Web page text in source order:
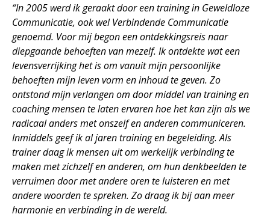
“In 2005 werd ik geraakt door een training in Geweldloze
Communicatie, ook wel Verbindende Communicatie
genoemd. Voor mij begon een ontdekkingsreis naar
diepgaande behoeften van mezelf. Ik ontdekte wat een
levensverrijking het is om vanuit mijn persoonlijke
behoeften mijn leven vorm en inhoud te geven. Zo
ontstond mijn verlangen om door middel van training en
coaching mensen te laten ervaren hoe het kan zijn als we
radicaal anders met onszelf en anderen communiceren.
Inmiddels geef ik al jaren training en begeleiding. Als
trainer daag ik mensen uit om werkelijk verbinding te
maken met zichzelf en anderen, om hun denkbeelden te
verruimen door met andere oren te luisteren en met
andere woorden te spreken. Zo draag ik bij aan meer
harmonie en verbinding in de wereld.